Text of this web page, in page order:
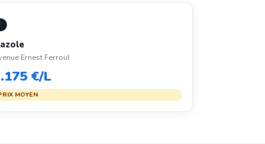
Ernest Ferroul
€/L
MOYEN